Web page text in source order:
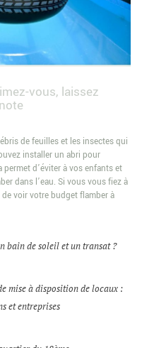
vous, laissez
de feuilles et les insectes qui
installer un abri pour
d’éviter à vos enfants et
dans l’eau. Si vous vous fiez à
voir votre budget flamber à
bain de soleil et un transat ?
mise à disposition de locaux :
et entreprises